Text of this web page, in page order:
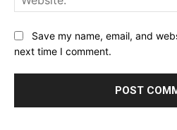
Save my name, email, and
next time I comment.